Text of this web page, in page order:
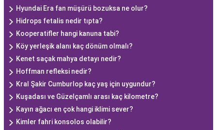
Hyundai Era fan müşürü bozuksa ne olur?
Hidrops fetalis nedir tıpta?
Kooperatifler hangi kanuna tabi?
Köy yerleşik alanı kaç dönüm olmalı?
Kenet saçak mahya detayı nedir?
Hoffman refleksi nedir?
Kral Şakir Cumburlop kaç yaş için uygundur?
Kuşadası ve Güzelçamlı arası kaç kilometre?
Kayın ağacı en çok hangi iklimi sever?
Kimler fahri konsolos olabilir?